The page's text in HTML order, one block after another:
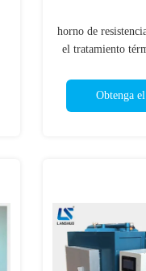
horno de
el tratamiento
Obtenga